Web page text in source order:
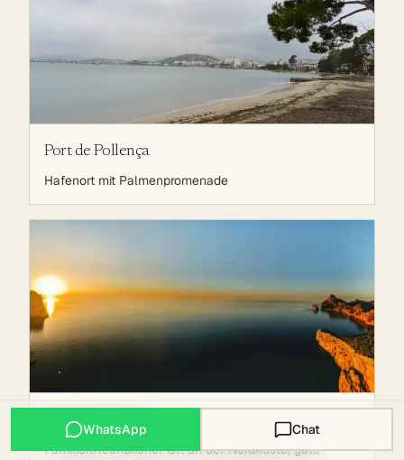
Port de Pollença
Hafenort mit Palmenpromenade
Puerto Pollensa
Familienfreundlicher Ort an der Nordküste, gute
WhatsApp Chat